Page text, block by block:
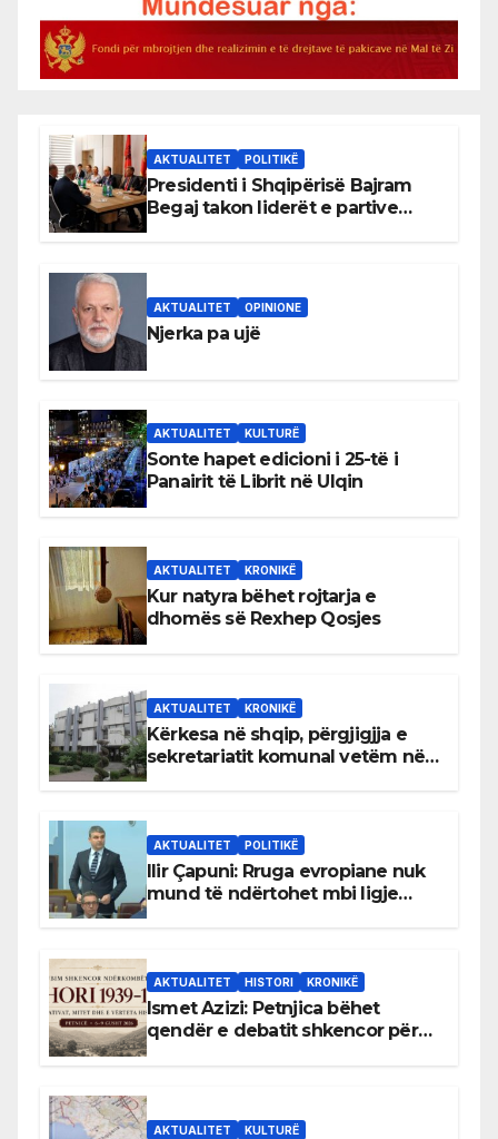
AKTUALITET POLITIKË
Presidenti i Shqipërisë Bajram
Begaj takon liderët e partive
AKTUALITET OPINIONE
Njerka pa ujë
AKTUALITET KULTURË
Sonte hapet edicioni i 25-të i
Panairit të Librit në Ulqin
AKTUALITET KRONIKË
Kur natyra bëhet rojtarja e
dhomës së Rexhep Qosjes
AKTUALITET KRONIKË
Kërkesa në shqip, përgjigjja e
sekretariatit komunal vetëm në
AKTUALITET POLITIKË
Ilir Çapuni: Rruga evropiane nuk
mund të ndërtohet mbi ligje
AKTUALITET HISTORI KRONIKË
Ismet Azizi: Petnjica bëhet
qendër e debatit shkencor për
AKTUALITET KULTURË